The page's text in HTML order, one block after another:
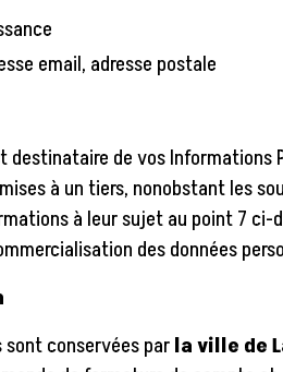
email, adresse postale
destinataire de vos Informations
à un tiers, nonobstant les
à leur sujet au point 7 ci-
des données
sont conservées parla ville de